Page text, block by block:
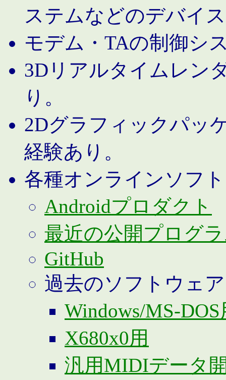
ステムなどのデバイ
モデム・TAの制御シ
3Dリアルタイムレン
り。
2Dグラフィックパッ
経験あり。
各種オンラインソフ
Androidプロダクト
最近の公開プログ
GitHub
過去のソフトウェア
Windows/MS-DOS
X680x0用
汎用MIDIデータ